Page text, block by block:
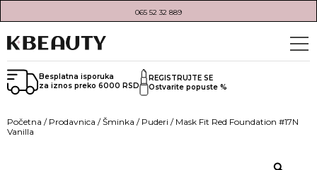
065 52 32 889
Besplatna isporuka
za iznos preko 6000 RSD
REGISTRUJTE SE
Ostvarite popuste %
Početna / Prodavnica /Šminka / Puderi / Mask Fit Red Foundation #17N
Vanilla